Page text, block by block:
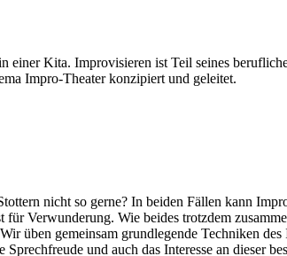
Kita. Improvisieren ist Teil seines
Impro-Theater konzipiert und geleitet.
nicht so gerne? In beiden Fällen kann
Verwunderung. Wie beides trotzdem
üben gemeinsam grundlegende Techniken
und auch das Interesse an dieser